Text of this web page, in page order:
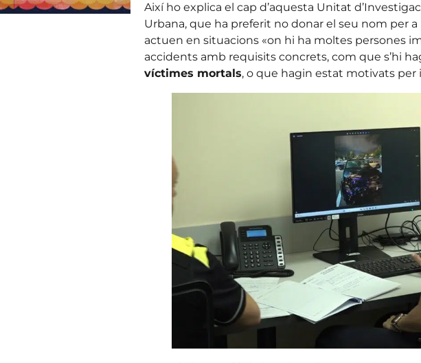
Així ho explica el cap d’aquesta Unitat
Urbana, que ha preferit no donar el seu nom per
actuen en situacions «on hi ha moltes persones
accidents amb requisits concrets, com que s’hi
víctimes mortals, o que hagin estat motivats